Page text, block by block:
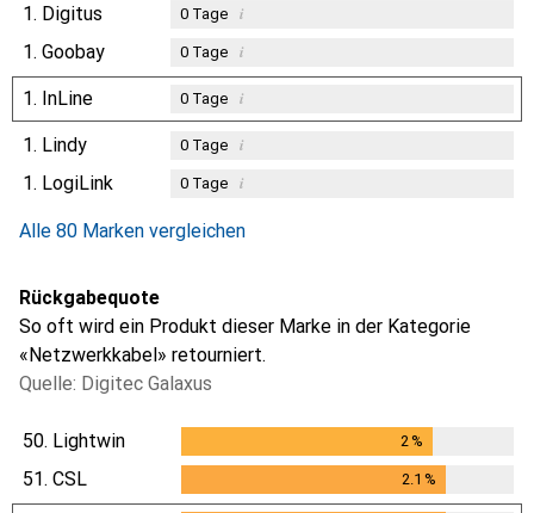
1. Digitus 0Tage i
1. Goobay 0Tage i
1. InLine 0Tage i
1. Lindy 0Tage i
1. LogiLink 0Tage i
Alle 80 Marken vergleichen
Rückgabequote
So oft wird ein Produkt dieser Marke in der Kategorie
«Netzwerkkabel» retourniert.
Quelle: Digitec Galaxus
50. Lightwin 2%
51. CSL 2.1 %